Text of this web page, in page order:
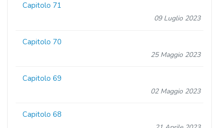
Capitolo 71
09 Luglio 2023
Capitolo 70
25 Maggio 2023
Capitolo 69
02 Maggio 2023
Capitolo 68